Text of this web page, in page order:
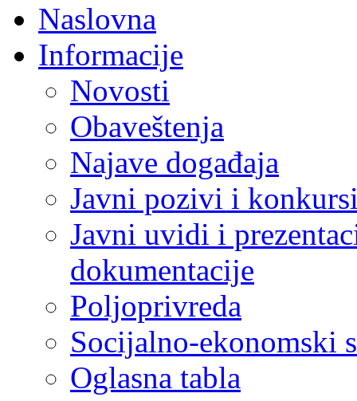
Naslovna
Informacije
Novosti
Obaveštenja
Najave događaja
Javni pozivi i
Javni uvidi i
dokumentacije
Poljoprivreda
Socijalno-ekonomski
Oglasna tabla